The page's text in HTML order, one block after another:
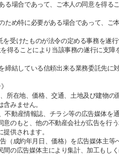
る場合であって、ご本人の同意を得る
ため特に必要がある場合であって、ご
を受けたものが法令の定める事務を遂
得ることにより当該事務の遂行に支障
締結している信頼出来る業務委託先に
所在地、価格、交通、土地及び建物の
みません。
不動産情報誌、チラシ等の広告媒体を
のもと、他の不動産会社が広告を行う
供されます。
（成約年月日、価格）を広告媒体主等
の広告媒体主により集計、加工もし